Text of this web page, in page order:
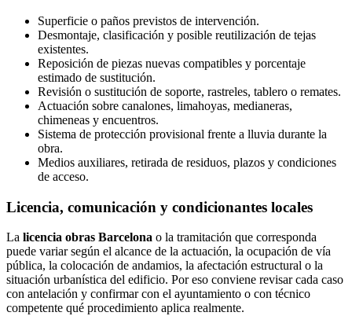
Superficie o paños previstos de intervención.
Desmontaje, clasificación y posible reutilización de tejas
existentes.
Reposición de piezas nuevas compatibles y porcentaje
estimado de sustitución.
Revisión o sustitución de soporte, rastreles, tablero o remates.
Actuación sobre canalones, limahoyas, medianeras,
chimeneas y encuentros.
Sistema de protección provisional frente a lluvia durante la
obra.
Medios auxiliares, retirada de residuos, plazos y condiciones
de acceso.
Licencia, comunicación y condicionantes locales
La licencia obras Barcelona o la tramitación que corresponda
puede variar según el alcance de la actuación, la ocupación de vía
pública, la colocación de andamios, la afectación estructural o la
situación urbanística del edificio. Por eso conviene revisar cada caso
con antelación y confirmar con el ayuntamiento o con técnico
competente qué procedimiento aplica realmente.